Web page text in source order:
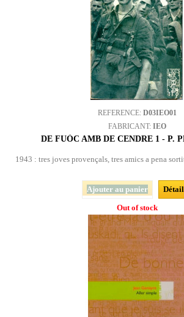
REFERENCE: D03IEO01
FABRICANT: IEO
DE FUÒC AMB DE CENDRE 1 - P.
1943 : tres joves provençals, tres amics a pena
Ajouter au panier
Out of stock